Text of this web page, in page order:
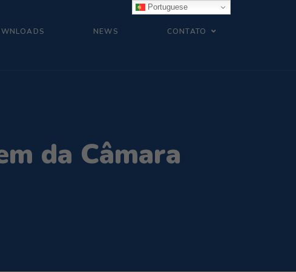
NEWS CONTATO
da Câmara
Portuguese